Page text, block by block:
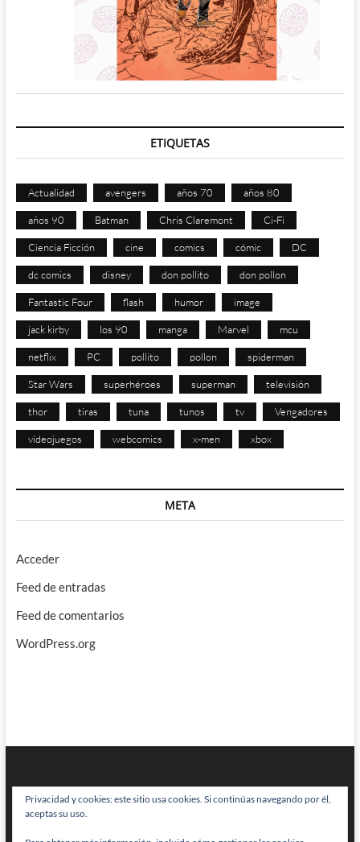
ETIQUETAS
Actualidad avengers años 70 años 80
años 90 Batman Chris Claremont Ci-Fi
Ciencia Ficción cine comics cómic DC
dc comics disney don pollito don pollon
Fantastic Four flash humor image
jack kirby los 90 manga Marvel mcu
netflix PC pollito pollon spiderman
Star Wars superhéroes superman televisión
thor tiras tuna tunos tv Vengadores
videojuegos webcomics x-men xbox
META
Acceder
Feed de entradas
Feed de comentarios
WordPress.org
Privacidad y cookies: este sitio usa cookies. Si continúas navegando por él,
aceptas su uso.